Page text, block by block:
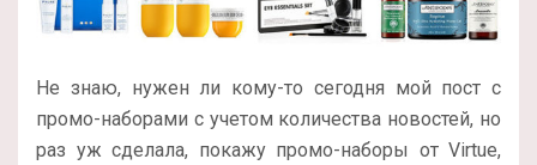
Не знаю, нужен ли кому-то сегодня мой пост с
промо-наборами с учетом количества новостей, но
раз уж сделала, покажу промо-наборы от Virtue,